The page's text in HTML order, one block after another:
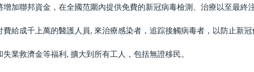
增加聯邦資金，在全國范圍內提供免費的新冠病毒檢測、治療以至最終
費給成千上萬的醫護人員, 來治療感染者，追踪接觸病毒者，以防止新冠
失業救濟金等福利, 擴大到所有工人，包括無證移民。